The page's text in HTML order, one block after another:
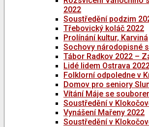
2022
Soustředění podzim
Třebovický koláč 2022
Prolínání kultur, Karviná
Sochovy národopisné
Tábor Radkov 2022 –
Lidé lidem Ostrava
Folklorní odpoledne v
Domov pro seniory
Vítání Máje se
Soustředění v
Vynášení Mařeny 2022
Soustředění v